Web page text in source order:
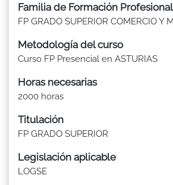
Familia de Formación Profesional
FP GRADO SUPERIOR COMERCIO Y
Metodología del curso
Curso FP Presencial en ASTURIAS
Horas necesarias
2000 horas
Titulación
FP GRADO SUPERIOR
Legislación aplicable
LOGSE